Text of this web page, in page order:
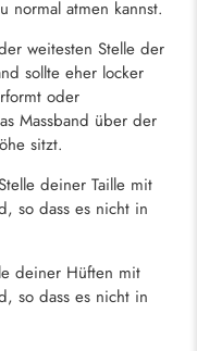
atmen kannst.
weitesten Stelle der
sollte eher locker
oder
Massband über der
sitzt.
deiner Taille mit
so dass es nicht in
deiner Hüften mit
so dass es nicht in